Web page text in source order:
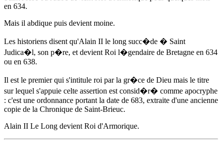
en 634.
Mais il abdique puis devient moine.
Les historiens disent qu'Alain II le long succ�de � Saint
Judica�l, son p�re, et devient Roi l�gendaire de Bretagne en 634
ou en 638.
Il est le premier qui s'intitule roi par la gr�ce de Dieu mais le titre
sur lequel s'appuie celte assertion est consid�r� comme apocryphe
: c'est une ordonnance portant la date de 683, extraite d'une ancienne
copie de la Chronique de Saint-Brieuc.
Alain II Le Long devient Roi d'Armorique.